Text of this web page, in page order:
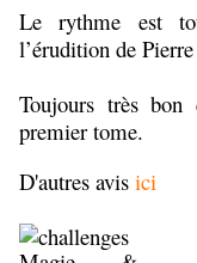
Le rythme est
l’érudition de
Toujours très
premier tome.
D'autres avis ici